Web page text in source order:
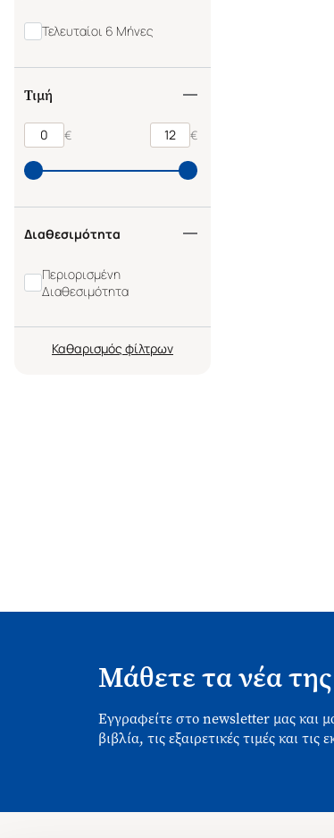
Τελευταίοι 6 Μήνες
Τιμή
€ €
Διαθεσιμότητα
Περιορισμένη
Διαθεσιμότητα
Καθαρισμός
Μάθετε τα νέα
Εγγραφείτε στο newsletter μας και
βιβλία, τις εξαιρετικές τιμές και τις